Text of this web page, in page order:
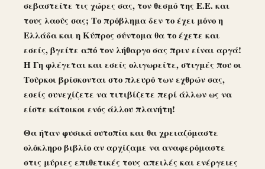
σεβαστείτε τις χώρες σας, τον θεσμό της Ε.Ε. και
τους λαούς σας; Το πρόβλημα δεν το έχει μόνο η
Ελλάδα και η Κύπρος σύντομα θα το έχετε και
εσείς, βγείτε από τον λήθαργο σας πριν είναι αργά!
Η Γη φλέγεται και εσείς ολιγωρείτε, στιγμές που οι
Τούρκοι βρίσκονται στο πλευρό των εχθρών σας,
εσείς συνεχίζετε να τιτιβίζετε περί άλλων ως να
είστε κάτοικοι ενός άλλου πλανήτη!
Θα ήταν φυσικά ουτοπία και θα χρειαζόμαστε
ολόκληρο βιβλίο αν αρχίζαμε να αναφερόμαστε
στις μύριες επιθετικές τους απειλές και ενέργειες